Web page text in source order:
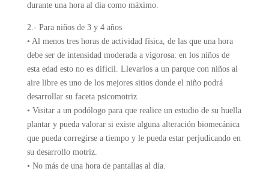
durante una hora al día como máximo.
2.- Para niños de 3 y 4 años
• Al menos tres horas de actividad física, de las que una hora
debe ser de intensidad moderada a vigorosa: en los niños de
esta edad esto no es difícil. Llevarlos a un parque con niños al
aire libre es uno de los mejores sitios donde el niño podrá
desarrollar su faceta psicomotriz.
• Visitar a un podólogo para que realice un estudio de su huella
plantar y pueda valorar si existe alguna alteración biomecánica
que pueda corregirse a tiempo y le pueda estar perjudicando en
su desarrollo motriz.
• No más de una hora de pantallas al día.